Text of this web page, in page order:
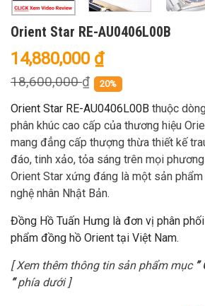
Orient Star RE-AU0406L00B
14,880,000 ₫
18,600,000₫ 20%
Orient Star RE-AU0406L00B thuộc
phân khúc cao cấp của thương hiệu
mang đẳng cấp thượng thừa thiết kế
đáo, tinh xảo, tỏa sáng trên mọi
Orient Star xứng đáng là một sản
nghệ nhân Nhật Bản.
Đồng Hồ Tuấn Hưng là đơn vị phân
phẩm đồng hồ Orient tại Việt Nam.
[ Xem thêm thông tin sản phẩm mục ”
“phía dưới ]